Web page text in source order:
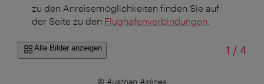
zu den Anreisemöglichkeiten finden Sie auf
der Seite zu den Flughafenverbindungen
Alle Bilder anzeigen 1 /von
4
© Austrian Airlines